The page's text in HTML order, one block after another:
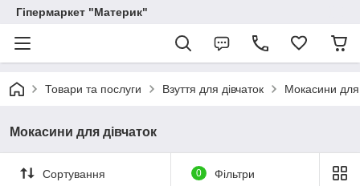
Гіпермаркет "Материк"
Товари та послуги Взуття для дівчаток Мокасини для
Мокасини для дівчаток
Сортування 0 Фільтри